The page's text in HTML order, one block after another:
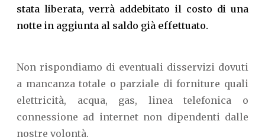
stata liberata, verrà addebitato il costo di una
notte in aggiunta al saldo già effettuato.
Non rispondiamo di eventuali disservizi dovuti
a mancanza totale o parziale di forniture quali
elettricità, acqua, gas, linea telefonica o
connessione ad internet non dipendenti dalle
nostre volontà.